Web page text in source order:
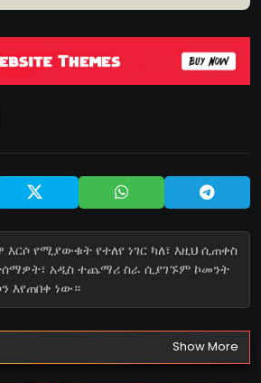
የሚያውቁት የተለየ ነገር ካለ፣ እዚህ ሲጠቀስ
አዲስ ተጨማሪ ስራ ሲያገኙም ኮመንት
እየጠበቀ ነው።
Show More